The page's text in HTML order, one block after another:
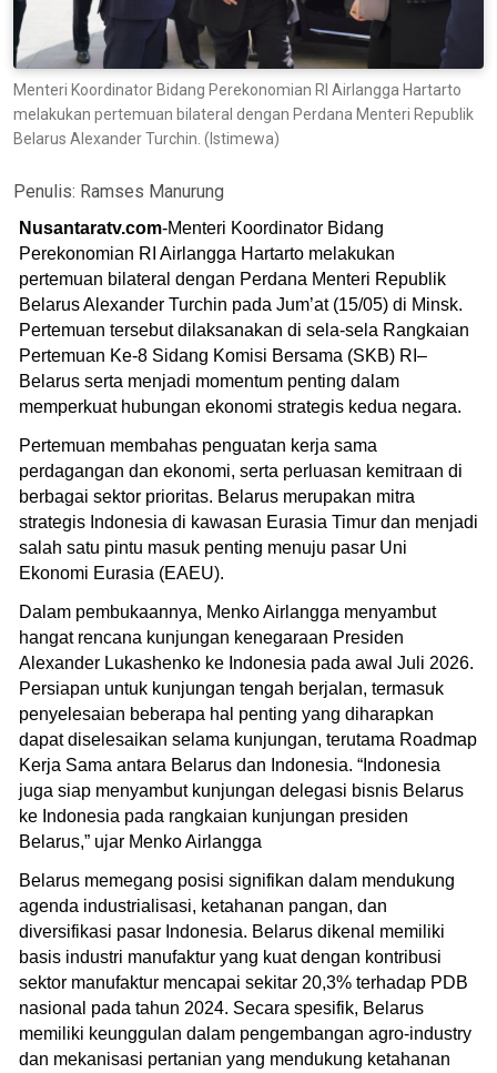
Menteri Koordinator Bidang Perekonomian RI Airlangga Hartarto
melakukan pertemuan bilateral dengan Perdana Menteri Republik
Belarus Alexander Turchin. (Istimewa)
Penulis: Ramses Manurung
Nusantaratv.com-Menteri Koordinator Bidang
Perekonomian RI Airlangga Hartarto melakukan
pertemuan bilateral dengan Perdana Menteri Republik
Belarus Alexander Turchin pada Jum’at (15/05) di Minsk.
Pertemuan tersebut dilaksanakan di sela-sela Rangkaian
Pertemuan Ke-8 Sidang Komisi Bersama (SKB) RI–
Belarus serta menjadi momentum penting dalam
memperkuat hubungan ekonomi strategis kedua negara.
Pertemuan membahas penguatan kerja sama
perdagangan dan ekonomi, serta perluasan kemitraan di
berbagai sektor prioritas. Belarus merupakan mitra
strategis Indonesia di kawasan Eurasia Timur dan menjadi
salah satu pintu masuk penting menuju pasar Uni
Ekonomi Eurasia (EAEU).
Dalam pembukaannya, Menko Airlangga menyambut
hangat rencana kunjungan kenegaraan Presiden
Alexander Lukashenko ke Indonesia pada awal Juli 2026.
Persiapan untuk kunjungan tengah berjalan, termasuk
penyelesaian beberapa hal penting yang diharapkan
dapat diselesaikan selama kunjungan, terutama Roadmap
Kerja Sama antara Belarus dan Indonesia. “Indonesia
juga siap menyambut kunjungan delegasi bisnis Belarus
ke Indonesia pada rangkaian kunjungan presiden
Belarus,” ujar Menko Airlangga
Belarus memegang posisi signifikan dalam mendukung
agenda industrialisasi, ketahanan pangan, dan
diversifikasi pasar Indonesia. Belarus dikenal memiliki
basis industri manufaktur yang kuat dengan kontribusi
sektor manufaktur mencapai sekitar 20,3% terhadap PDB
nasional pada tahun 2024. Secara spesifik, Belarus
memiliki keunggulan dalam pengembangan agro-industry
dan mekanisasi pertanian yang mendukung ketahanan